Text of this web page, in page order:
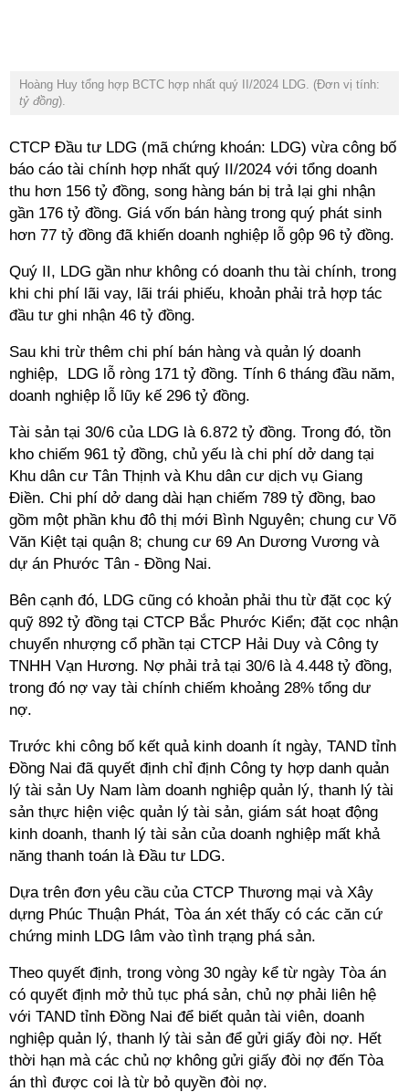
Hoàng Huy tổng hợp BCTC hợp nhất quý II/2024 LDG. (Đơn vị tính:
tỷ đồng).
CTCP Đầu tư LDG (mã chứng khoán: LDG) vừa công bố
báo cáo tài chính hợp nhất quý II/2024 với tổng doanh
thu hơn 156 tỷ đồng, song hàng bán bị trả lại ghi nhận
gần 176 tỷ đồng. Giá vốn bán hàng trong quý phát sinh
hơn 77 tỷ đồng đã khiến doanh nghiệp lỗ gộp 96 tỷ đồng.
Quý II, LDG gần như không có doanh thu tài chính, trong
khi chi phí lãi vay, lãi trái phiếu, khoản phải trả hợp tác
đầu tư ghi nhận 46 tỷ đồng.
Sau khi trừ thêm chi phí bán hàng và quản lý doanh
nghiệp, LDG lỗ ròng 171 tỷ đồng. Tính 6 tháng đầu năm,
doanh nghiệp lỗ lũy kế 296 tỷ đồng.
Tài sản tại 30/6 của LDG là 6.872 tỷ đồng. Trong đó, tồn
kho chiếm 961 tỷ đồng, chủ yếu là chi phí dở dang tại
Khu dân cư Tân Thịnh và Khu dân cư dịch vụ Giang
Điền. Chi phí dở dang dài hạn chiếm 789 tỷ đồng, bao
gồm một phần khu đô thị mới Bình Nguyên; chung cư Võ
Văn Kiệt tại quận 8; chung cư 69 An Dương Vương và
dự án Phước Tân - Đồng Nai.
Bên cạnh đó, LDG cũng có khoản phải thu từ đặt cọc ký
quỹ 892 tỷ đồng tại CTCP Bắc Phước Kiển; đặt cọc nhận
chuyển nhượng cổ phần tại CTCP Hải Duy và Công ty
TNHH Vạn Hương. Nợ phải trả tại 30/6 là 4.448 tỷ đồng,
trong đó nợ vay tài chính chiếm khoảng 28% tổng dư
nợ.
Trước khi công bố kết quả kinh doanh ít ngày, TAND tỉnh
Đồng Nai đã quyết định chỉ định Công ty hợp danh quản
lý tài sản Uy Nam làm doanh nghiệp quản lý, thanh lý tài
sản thực hiện việc quản lý tài sản, giám sát hoạt động
kinh doanh, thanh lý tài sản của doanh nghiệp mất khả
năng thanh toán là Đầu tư LDG.
Dựa trên đơn yêu cầu của CTCP Thương mại và Xây
dựng Phúc Thuận Phát, Tòa án xét thấy có các căn cứ
chứng minh LDG lâm vào tình trạng phá sản.
Theo quyết định, trong vòng 30 ngày kể từ ngày Tòa án
có quyết định mở thủ tục phá sản, chủ nợ phải liên hệ
với TAND tỉnh Đồng Nai để biết quản tài viên, doanh
nghiệp quản lý, thanh lý tài sản để gửi giấy đòi nợ. Hết
thời hạn mà các chủ nợ không gửi giấy đòi nợ đến Tòa
án thì được coi là từ bỏ quyền đòi nợ.